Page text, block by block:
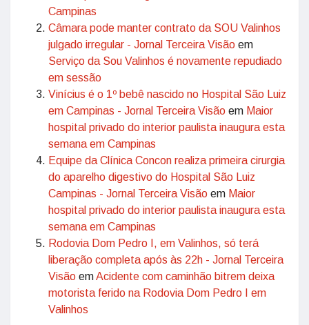
Campinas
Câmara pode manter contrato da SOU Valinhos
julgado irregular - Jornal Terceira Visão em
Serviço da Sou Valinhos é novamente repudiado
em sessão
Vinícius é o 1º bebê nascido no Hospital São Luiz
em Campinas - Jornal Terceira Visão em Maior
hospital privado do interior paulista inaugura esta
semana em Campinas
Equipe da Clínica Concon realiza primeira cirurgia
do aparelho digestivo do Hospital São Luiz
Campinas - Jornal Terceira Visão em Maior
hospital privado do interior paulista inaugura esta
semana em Campinas
Rodovia Dom Pedro I, em Valinhos, só terá
liberação completa após às 22h - Jornal Terceira
Visão emAcidente com caminhão bitrem deixa
motorista ferido na Rodovia Dom Pedro I em
Valinhos